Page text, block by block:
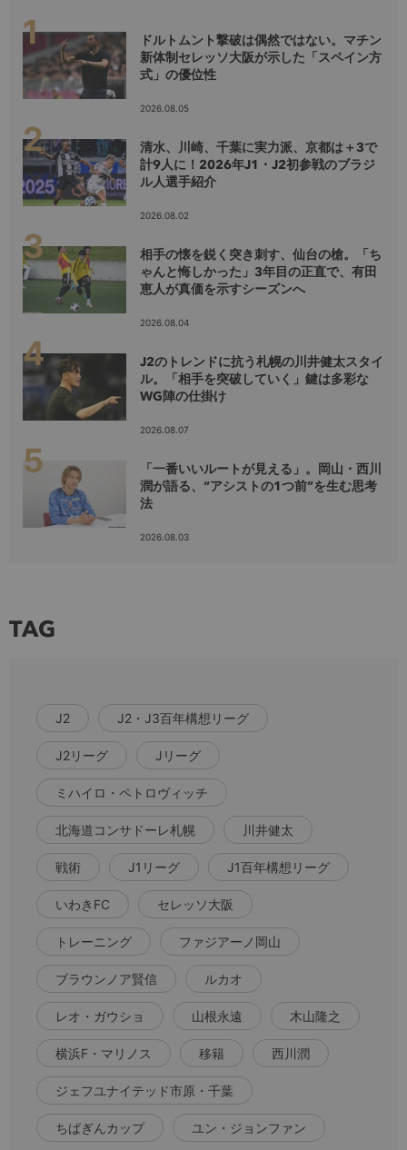
ドルトムント撃破は偶然ではない。マチン
新体制セレッソ大阪が示した「スペイン方
式」の優位性
2026.08.05
清水、川崎、千葉に実力派、京都は＋3で
計9人に！2026年J1・J2初参戦のブラジ
ル人選手紹介
2026.08.02
相手の懐を鋭く突き刺す、仙台の槍。「ち
ゃんと悔しかった」3年目の正直で、有田
恵人が真価を示すシーズンへ
2026.08.04
J2のトレンドに抗う札幌の川井健太スタイ
ル。「相手を突破していく」鍵は多彩な
WG陣の仕掛け
2026.08.07
「一番いいルートが見える」。岡山・西川
潤が語る、“アシストの1つ前”を生む思考
法
2026.08.03
TAG
J2 J2・J3百年構想リーグ
J2リーグ Jリーグ
ミハイロ・ペトロヴィッチ
北海道コンサドーレ札幌 川井健太
戦術 J1リーグ J1百年構想リーグ
いわきFC セレッソ大阪
トレーニング ファジアーノ岡山
ブラウンノア賢信 ルカオ
レオ・ガウショ 山根永遠 木山隆之
横浜F・マリノス 移籍 西川潤
ジェフユナイテッド市原・千葉
ちばぎんカップ ユン・ジョンファン